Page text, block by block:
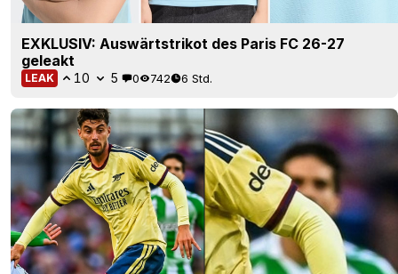
EXKLUSIV: Auswärtstrikot des Paris FC 26-27
geleakt
LEAK 10 5 0 742 6 Std.